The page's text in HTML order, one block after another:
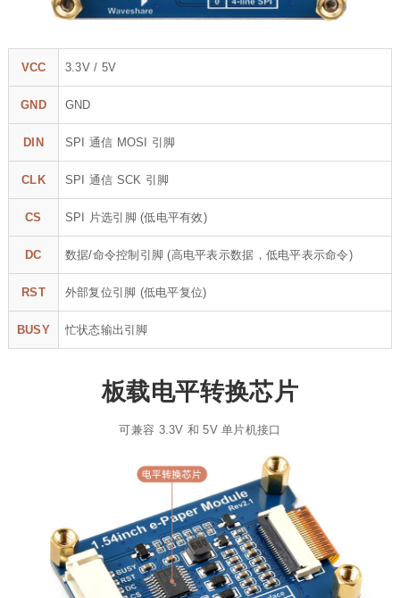
VCC 3.3V / 5V
GND GND
DIN SPI 通信 MOSI 引脚
CLK SPI 通信 SCK 引脚
CS SPI 片选引脚 (低电平有效)
DC 数据/命令控制引脚 (高电平表示数据，低电平表示命令)
RST 外部复位引脚 (低电平复位)
BUSY 忙状态输出引脚
板载电平转换芯片
可兼容 3.3V 和 5V 单片机接口